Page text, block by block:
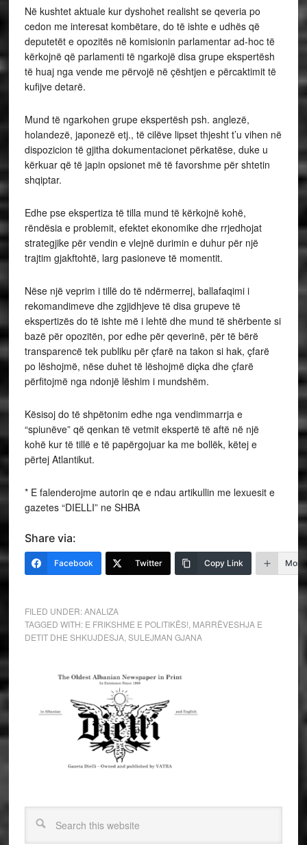
Në kushtet aktuale kur dyshohet realisht se qeveria po
cedon me interesat kombëtare, do të ishte e udhës që
deputetët e opozitës në komisionin parlamentar ad-hoc të
kërkojnë që parlamenti të ngarkojë disa grupe ekspertësh
të huaj nga vende me përvojë në çështjen e përcaktimit të
kufijve detarë.
Mund të ngarkohen grupe ekspertësh psh. anglezë,
holandezë, japonezë etj., të cilëve lipset thjesht t’u vihen në
dispozicion të gjitha dokumentacionet përkatëse, duke u
kërkuar që të japin opsionet më të favorshme për shtetin
shqiptar.
Edhe pse ekspertiza të tilla mund të kërkojnë kohë,
rëndësia e problemit, efektet ekonomike dhe rrjedhojat
strategjike për vendin e vlejnë durimin e duhur për një
trajtim gjakftohtë, larg pasioneve të momentit.
Nëse një veprim i tillë do të ndërmerrej, ballafaqimi i
rekomandimeve dhe zgjidhjeve të disa grupeve të
ekspertizës do të ishte më i lehtë dhe mund të shërbente si
bazë për opozitën, por edhe për qeverinë, për të bërë
transparencë tek publiku për çfarë na takon si hak, çfarë
po lëshojmë, nëse duhet të lëshojmë diçka dhe çfarë
përfitojmë nga ndonjë lëshim i mundshëm.
Kësisoj do të shpëtonim edhe nga vendimmarrja e
“spiunëve” që qenkan të vetmit ekspertë të aftë në një
kohë kur të tillë e të papërgojuar ka me bollëk, këtej e
përtej Atlantikut.
* E falenderojme autorin qe e ndau artikullin me lexuesit e
gazetes “DIELLI” ne SHBA
Share via:
Facebook Twitter Copy Link More
FILED UNDER:ANALIZA
TAGGED WITH: E FRIKSHME E POLITIKËS! MARRËVESHJA E
DETIT DHE SHKUJDESJA, SULEJMAN GJANA